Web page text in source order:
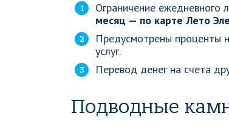
Ограничение ежедневного
месяц — по карте Лето
Предусмотрены проценты
услуг.
Перевод денег на счета
Подводные